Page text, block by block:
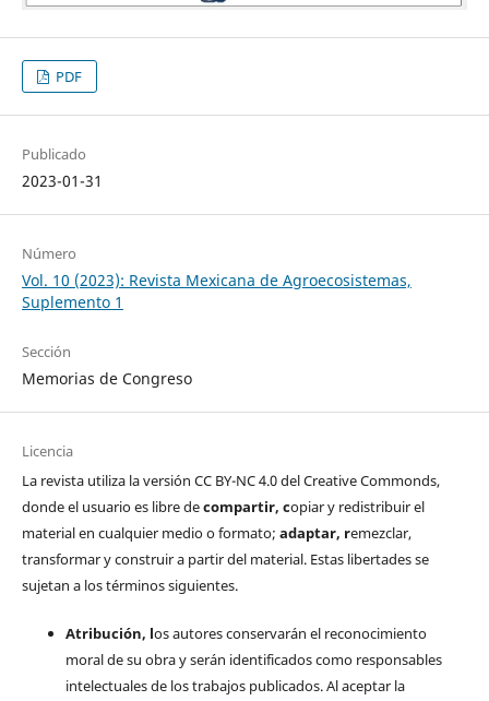
PDF
Publicado
2023-01-31
Número
Vol. 10 (2023): Revista Mexicana de Agroecosistemas,
Suplemento 1
Sección
Memorias de Congreso
Licencia
La revista utiliza la versión CC BY-NC 4.0 del Creative Commonds,
donde el usuario es libre decompartir, copiar y redistribuir el
material en cualquier medio o formato; adaptar, remezclar,
transformar y construir a partir del material. Estas libertades se
sujetan a los términos siguientes.
Atribución, los autores conservarán el reconocimiento
moral de su obra y serán identificados como responsables
intelectuales de los trabajos publicados. Al aceptar la